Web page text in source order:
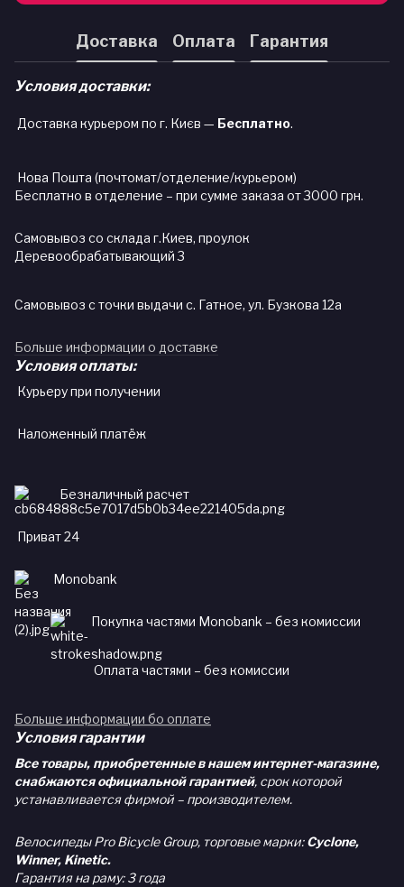
Доставка Оплата Гарантия
Условия доставки:
Доставка курьером по г. Києв — Бесплатно.
Нова Пошта (почтомат/отделение/курьером)
Бесплатно в отделение – при сумме заказа от 3000 грн.
Самовывоз со склада г.Киев, проулок
Деревообрабатывающий 3
Самовывоз с точки выдачи с. Гатное, ул. Бузкова 12а
Больше информации о доставке
Условия оплаты:
Курьеру при получении
Наложенный платёж
Безналичный расчет
Приват 24
Monobank
Покупка частями Monobank – без комиссии
Оплата частями – без комиссии
Больше информации бо оплате
Условия гарантии
Все товары, приобретенные в нашем интернет-магазине,
снабжаются официальной гарантией, срок которой
устанавливается фирмой – производителем.
Велосипеды Pro Bicycle Group, торговые марки:Cyclone,
Winner, Kinetic.
Гарантия на раму: 3 года